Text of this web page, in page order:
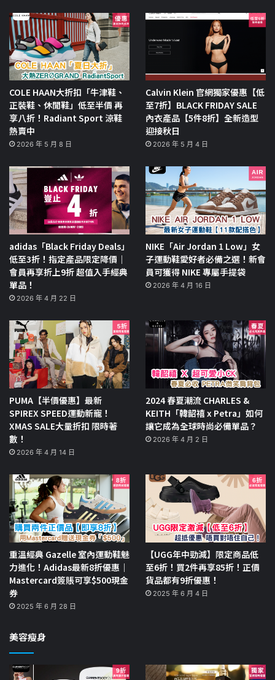
COLE HAAN大折扣「牛津鞋、
正裝鞋、休閒鞋」低至半價 再
享八折！Radiant Sport 涼鞋
熱賣中
2026 年 5 月 8 日
Calvin Klein 官網獨家優惠【低
至7折】BLACK FRIDAY SALE
內衣產品【5件8折】全新造型
迎接秋日
2026 年 5 月 4 日
adidas「Black Friday Deals」
低至3折！指定產品限定降價｜
會員再享折上9折 超值入手經典
單品！
2026 年 4 月 22 日
NIKE「Air Jordan 1 Low」女
子運動鞋愛好者必備之選！新會
員可獲得 NIKE 專屬手提袋
2026 年 4 月 16 日
PUMA【半價優惠】最新
SPIREX SPEED運動新寵！
XMAS SALE大量折扣 限時著
數！
2026 年 4 月 14 日
2024 春夏潮流 CHARLES &
KEITH「韓韶禧 x Petra」如何
讓它成為全球時尚必備單品？
2026 年 4 月 2 日
重溫經典 Gazelle 室內運動鞋魅
力進化！Adidas最新8折優惠｜
Mastercard簽賬可享$500現金
券
2025 年 6 月 28 日
【UGG年中勁減】限定商品低
至6折！買2件再享85折！正價
貨品都有9折優惠！
2025 年 6 月 4 日
美容瘦身